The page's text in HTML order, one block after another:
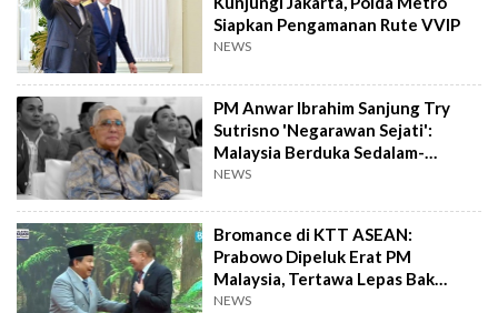
Siapkan Pengamanan Rute VVIP
NEWS
PM Anwar Ibrahim Sanjung Try
Sutrisno 'Negarawan Sejati':
Malaysia Berduka Sedalam-
dalamnya
NEWS
Bromance di KTT ASEAN:
Prabowo Dipeluk Erat PM
Malaysia, Tertawa Lepas Bak
Kawan Lama
NEWS